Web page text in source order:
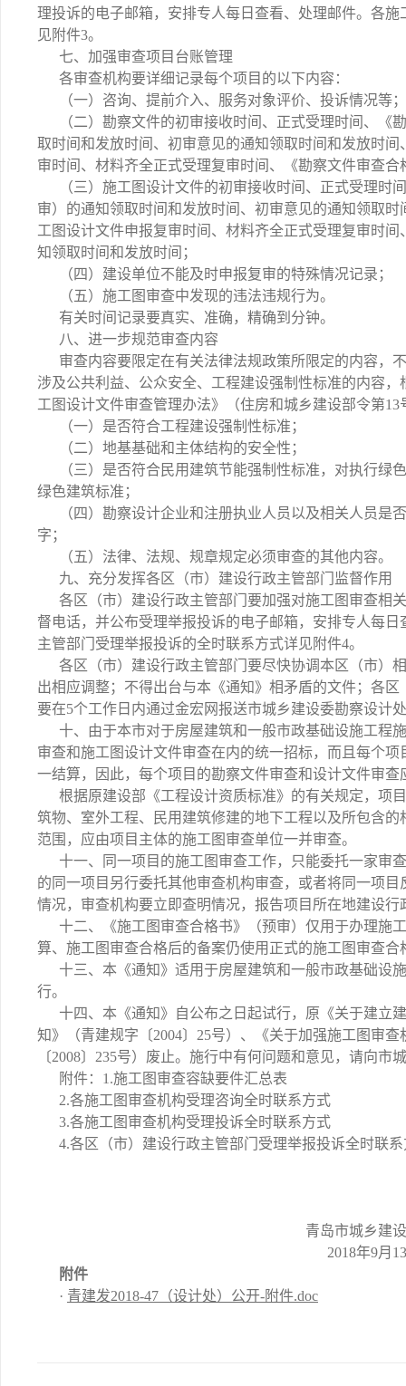
理投诉的电子邮箱，安排专人每日查看、处理邮件。各
见附件3。
七、加强审查项目台账管理
各审查机构要详细记录每个项目的以下内容：
（一）咨询、提前介入、服务对象评价、投诉情况等；
（二）勘察文件的初审接收时间、正式受理时间、《
取时间和发放时间、初审意见的通知领取时间和发放时
审时间、材料齐全正式受理复审时间、《勘察文件审查
（三）施工图设计文件的初审接收时间、正式受理时
审）的通知领取时间和发放时间、初审意见的通知领取
工图设计文件申报复审时间、材料齐全正式受理复审时
知领取时间和发放时间；
（四）建设单位不能及时申报复审的特殊情况记录；
（五）施工图审查中发现的违法违规行为。
有关时间记录要真实、准确，精确到分钟。
八、进一步规范审查内容
审查内容要限定在有关法律法规政策所限定的内容，
涉及公共利益、公众安全、工程建设强制性标准的内容
工图设计文件审查管理办法》（住房和城乡建设部令第13
（一）是否符合工程建设强制性标准；
（二）地基基础和主体结构的安全性；
（三）是否符合民用建筑节能强制性标准，对执行绿
绿色建筑标准；
（四）勘察设计企业和注册执业人员以及相关人员是
字；
（五）法律、法规、规章规定必须审查的其他内容。
九、充分发挥各区（市）建设行政主管部门监督作用
各区（市）建设行政主管部门要加强对施工图审查相
督电话，并公布受理举报投诉的电子邮箱，安排专人每
主管部门受理举报投诉的全时联系方式详见附件4。
各区（市）建设行政主管部门要尽快协调本区（市）
出相应调整；不得出台与本《通知》相矛盾的文件；各
要在5个工作日内通过金宏网报送市城乡建设委勘察设计
十、由于本市对于房屋建筑和一般市政基础设施工程
审查和施工图设计文件审查在内的统一招标，而且每个
一结算，因此，每个项目的勘察文件审查和设计文件审查
根据原建设部《工程设计资质标准》的有关规定，项
筑物、室外工程、民用建筑修建的地下工程以及所包含
范围，应由项目主体的施工图审查单位一并审查。
十一、同一项目的施工图审查工作，只能委托一家审
的同一项目另行委托其他审查机构审查，或者将同一项
情况，审查机构要立即查明情况，报告项目所在地建设行
十二、《施工图审查合格书》（预审）仅用于办理施
算、施工图审查合格后的备案仍使用正式的施工图审查合
十三、本《通知》适用于房屋建筑和一般市政基础设
行。
十四、本《通知》自公布之日起试行，原《关于建立
知》（青建规字〔2004〕25号）、《关于加强施工图审
〔2008〕235号）废止。施行中有何问题和意见，请向市
附件：1.施工图审查容缺要件汇总表
2.各施工图审查机构受理咨询全时联系方式
3.各施工图审查机构受理投诉全时联系方式
4.各区（市）建设行政主管部门受理举报投诉全时联
青岛市城乡建设委
2018年9月13
附件
· 青建发2018-47（设计处）公开-附件.doc